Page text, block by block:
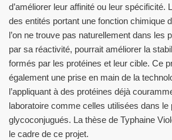
d’améliorer leur affinité ou leur spécificité.
des entités portant une fonction chimique
l’on ne trouve pas naturellement dans les
par sa réactivité, pourrait améliorer la
formés par les protéines et leur cible. Ce
également une prise en main de la
l’appliquant à des protéines déjà
laboratoire comme celles utilisées dans le
glycoconjugués. La thèse de Typhaine
le cadre de ce projet.